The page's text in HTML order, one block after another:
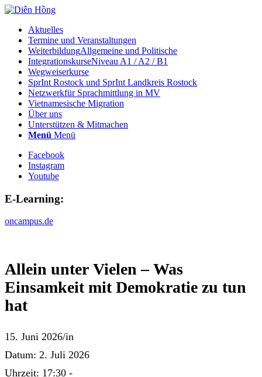
Aktuelles
Termine und Veranstaltungen
WeiterbildungAllgemeine und Politische
IntegrationskurseNiveau A1 / A2 / B1
Wegweiserkurse
SprInt Rostock und SprInt Landkreis Rostock
Netzwerkfür Sprachmittlung in MV
Vietnamesische Migration
Über uns
Unterstützen & Mitmachen
Menü Menü
Facebook
Instagram
Youtube
E-Learning:
oncampus.de
Allein unter Vielen – Was
Einsamkeit mit Demokratie zu tun
hat
15. Juni 2026/in
Datum: 2. Juli 2026
Uhrzeit: 17:30 -